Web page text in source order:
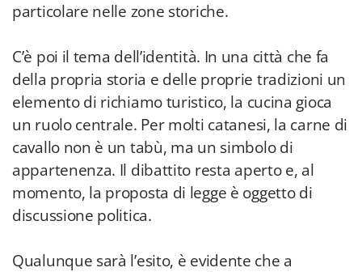
particolare nelle zone storiche.
C’è poi il tema dell’identità. In una città che fa
della propria storia e delle proprie tradizioni un
elemento di richiamo turistico, la cucina gioca
un ruolo centrale. Per molti catanesi, la carne di
cavallo non è un tabù, ma un simbolo di
appartenenza. Il dibattito resta aperto e, al
momento, la proposta di legge è oggetto di
discussione politica.
Qualunque sarà l’esito, è evidente che a